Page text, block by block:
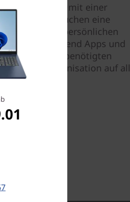
10 Home mit einer
Sie brauchen eine
Ihren persönlichen
über Tausend Apps und
so stets die benötigten
er Ihre Organisation auf all